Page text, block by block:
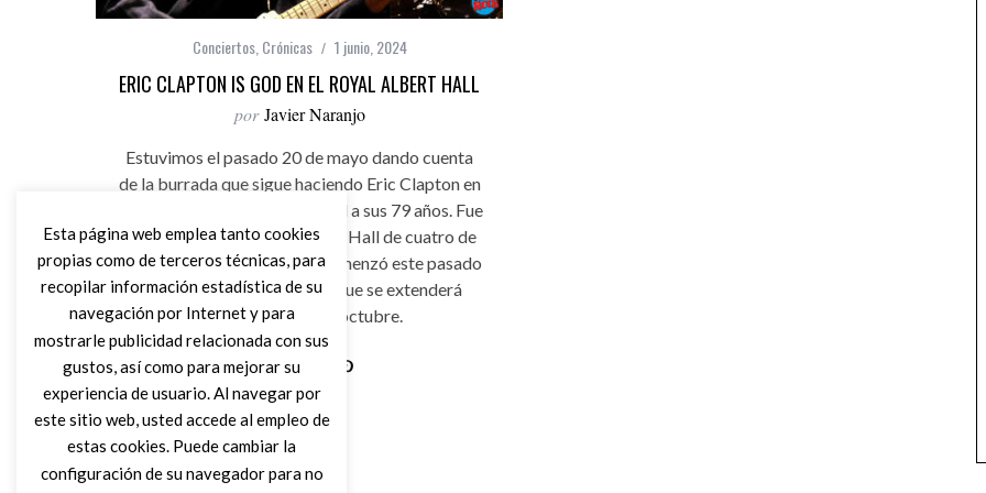
Conciertos, Crónicas 1 junio, 2024
ERIC CLAPTON IS GOD EN EL ROYAL ALBERT HALL
por Javier Naranjo
Estuvimos el pasado 20 de mayo dando cuenta
de la burrada que sigue haciendo Eric Clapton en
el londinense Royal Albert Hall a sus 79 años. Fue
la primera parada en el Albert Hall de cuatro de
esta gira del Slowhand que comenzó este pasado
9 de mayo en Newcastle y que se extenderá
hasta mediados de octubre.
Leer Más
Esta página web emplea tanto cookies
propias como de terceros técnicas, para
recopilar información estadística de su
navegación por Internet y para
mostrarle publicidad relacionada con sus
gustos, así como para mejorar su
experiencia de usuario. Al navegar por
este sitio web, usted accede al empleo de
estas cookies. Puede cambiar la
configuración de su navegador para no